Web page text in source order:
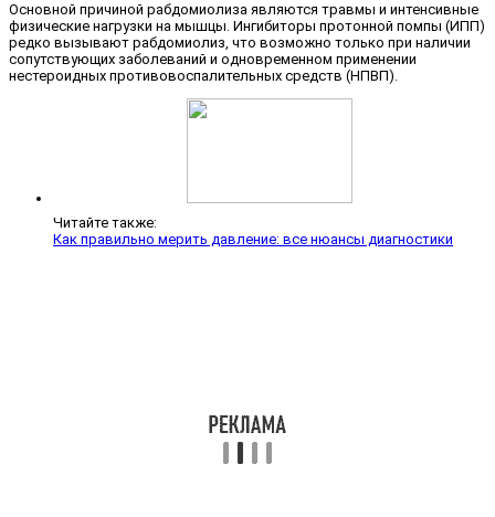
Основной причиной рабдомиолиза являются травмы и интенсивные
физические нагрузки на мышцы. Ингибиторы протонной помпы (ИПП)
редко вызывают рабдомиолиз, что возможно только при наличии
сопутствующих заболеваний и одновременном применении
нестероидных противовоспалительных средств (НПВП).
Читайте также:
Как правильно мерить давление: все нюансы диагностики